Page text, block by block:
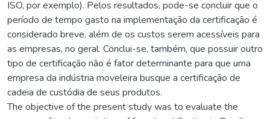
ISO, por exemplo). Pelos resultados, pode-se concluir que o
período de tempo gasto na implementação da certificação é
considerado breve, além de os custos serem acessíveis para
as empresas, no geral. Conclui-se, também, que possuir outro
tipo de certificação não é fator determinante para que uma
empresa da indústria moveleira busque a certificação de
cadeia de custódia de seus produtos.
The objective of the present study was to evaluate the